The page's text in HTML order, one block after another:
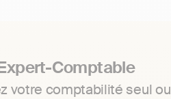
Comptable
votre comptabilité seul ou